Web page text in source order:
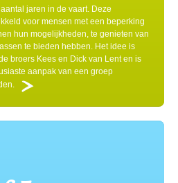
jaren in de vaart. Deze
voor mensen met een beperking
hun mogelijkheden, te genieten van
te bieden hebben. Het idee is
broers Kees en Dick van Lent en is
aanpak van een groep